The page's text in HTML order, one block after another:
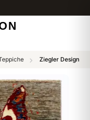
Ziegler Design